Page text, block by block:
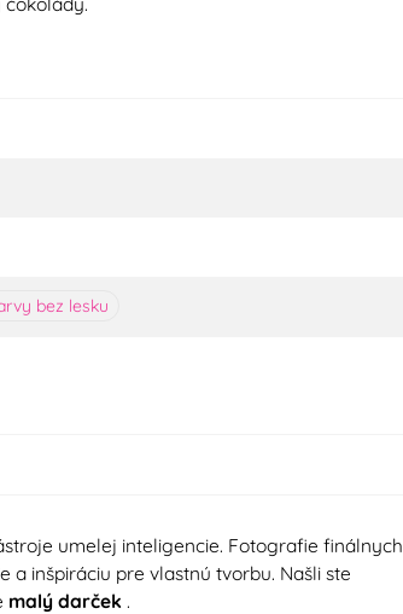
bez lesku
umelej inteligencie. Fotografie finálnych
inšpiráciu pre vlastnú tvorbu. Našli ste
malý darček .